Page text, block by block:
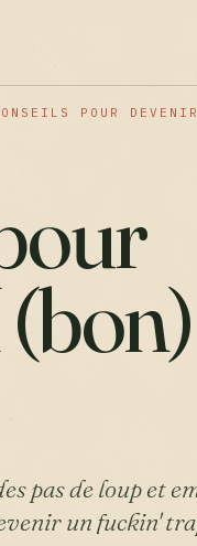
POUR
pas de loup et
un fuckin'